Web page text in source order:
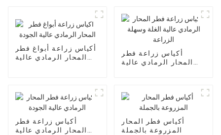
أكياس زراعة أبواغ فطر
المحار الرمادي عالية
أكياس زراعة فطر
المحار الرمادي عالية
أكياس زراعة فطر
المحار الرمادي عالية
أكياس فطر المحار
المزروعة بالجملة